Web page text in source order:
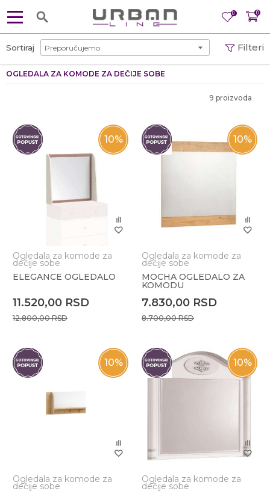
0
0
OGLEDALA ZA KOMODE ZA DEČIJE SOBE
Sortiraj Filteri
9 proizvoda
10%
Ogledala za komode za
dečije sobe
ELEGANCE OGLEDALO
11.520,00 RSD
12.800,00RSD
10%
Ogledala za komode za
dečije sobe
MOCHA OGLEDALO ZA
KOMODU
7.830,00 RSD
8.700,00RSD
10%
Ogledala za komode za
dečije sobe
10%
Ogledala za komode za
dečije sobe